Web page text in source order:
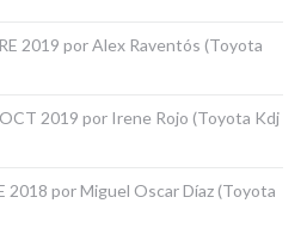
2019 por Alex Raventós (Toyota
2019 por Irene Rojo (Toyota Kdj
2018 por Miguel Oscar Díaz (Toyota